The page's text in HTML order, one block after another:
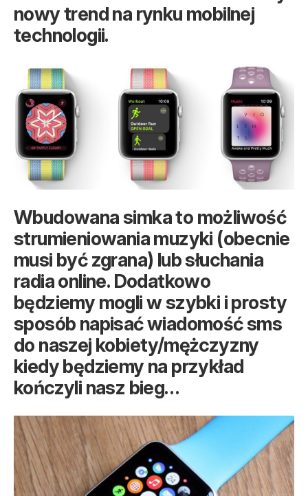
nowy trend na rynku mobilnej
technologii.
Wbudowana simka to możliwość
strumieniowania muzyki (obecnie
musi być zgrana) lub słuchania
radia online. Dodatkowo
będziemy mogli w szybki i prosty
sposób napisać wiadomość sms
do naszej kobiety/mężczyzny
kiedy będziemy na przykład
kończyli nasz bieg…